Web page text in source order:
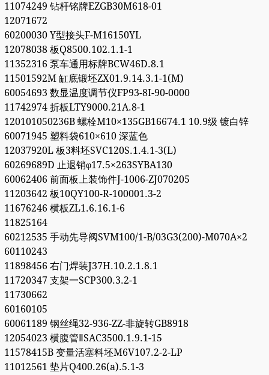
11074249 钻杆铭牌EZGB30M618-01
12071672
60200030 Y型接头F-M16150YL
12078038 板Q8500.102.1.1-1
11352316 泵车通用标牌BCW46D.8.1
11501592M 缸底锻坯ZX01.9.14.3.1-1(M)
60054693 数显温度调节仪FP93-8I-90-0000
11742974 折板LTY9000.21A.8-1
120101050236B 螺栓M10×135GB16674.1 10.9级 镀白锌
60071945 塑料袋610×610 深蓝色
12037920L 板3料坯SVC120S.1.4.1-3(L)
60269689D 止退销φ17.5×263SYBA130
60062406 前面板上装饰件J-1006-ZJ070205
11203642 板10QY100-R-100001.3-2
11676246 横板ZL1.6.16.1-6
11825164
60212535 手动先导阀SVM100/1-B/03G3(200)-M070A×2
60110243
11898456 右门焊装J37H.10.2.1.8.1
11720347 支架一SCP300.3.2-1
11730662
60160105
60061189 钢丝绳32-936-ZZ-非旋转GB8918
12054023 横腹管ⅡSAC3500.1.9.1-15
11578415B 变量活塞料坯M6V107.2-2-LP
11012561 垫片Q400.26(a).5.1-3